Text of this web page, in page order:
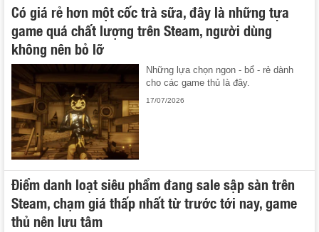
Có giá rẻ hơn một cốc trà sữa, đây là những tựa
game quá chất lượng trên Steam, người dùng
không nên bỏ lỡ
Những lựa chọn ngon - bổ - rẻ dành
cho các game thủ là đây.
17/07/2026
Điểm danh loạt siêu phẩm đang sale sập sàn trên
Steam, chạm giá thấp nhất từ trước tới nay, game
thủ nên lưu tâm